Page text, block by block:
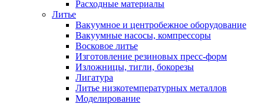
Расходные материалы
Литье
Вакуумное и центробежное оборудование
Вакуумные насосы, компрессоры
Восковое литье
Изготовление резиновых пресс-форм
Изложницы, тигли, бокорезы
Лигатура
Литье низкотемпературных металлов
Моделирование